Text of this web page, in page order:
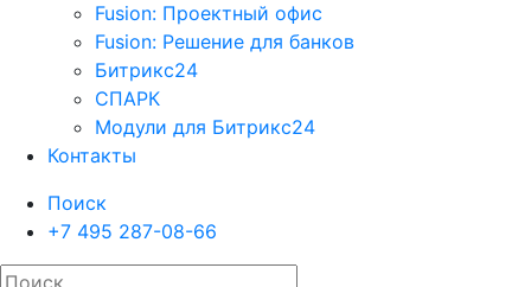
Fusion: Проектный офис
Fusion: Решение для банков
Битрикс24
СПАРК
Модули для Битрикс24
Контакты
Поиск
+7 495 287-08-66